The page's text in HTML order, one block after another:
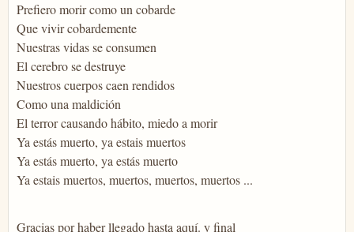
Prefiero morir como un cobarde
Que vivir cobardemente
Nuestras vidas se consumen
El cerebro se destruye
Nuestros cuerpos caen rendidos
Como una maldición
El terror causando hábito, miedo a morir
Ya estás muerto, ya estais muertos
Ya estás muerto, ya estás muerto
Ya estais muertos, muertos, muertos, muertos ...
Gracias por haber llegado hasta aquí. y final